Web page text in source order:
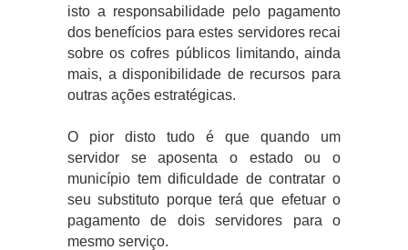
isto a responsabilidade pelo pagamento
dos benefícios para estes servidores recai
sobre os cofres públicos limitando, ainda
mais, a disponibilidade de recursos para
outras ações estratégicas.
O pior disto tudo é que quando um
servidor se aposenta o estado ou o
município tem dificuldade de contratar o
seu substituto porque terá que efetuar o
pagamento de dois servidores para o
mesmo serviço.